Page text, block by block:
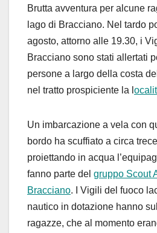
Brutta avventura per alcune
lago di Bracciano. Nel tardo
agosto, attorno alle 19.30, i
Bracciano sono stati allertati
persone a largo della costa
nel tratto prospiciente la l
Un imbarcazione a vela con
bordo ha scuffiato a circa
proiettando in acqua
fanno parte del gruppo Scout
Bracciano. I Vigili del fuoco
nautico in dotazione hanno
ragazze, che al momento